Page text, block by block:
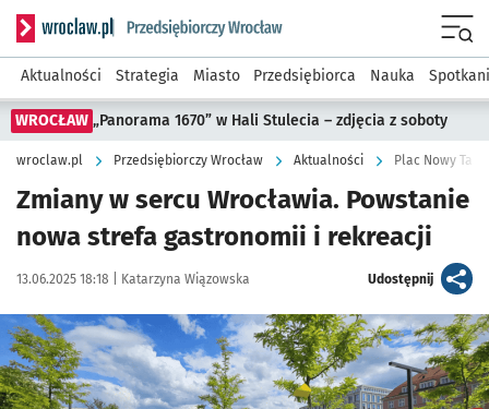
Serwis informacyjny wroclaw.pl podserwis: Strategia
Aktualności Strategia Miasto Przedsiębiorca Nauka
WROCŁAW „Panorama 1670” w Hali Stulecia – zdjęcia z soboty
wroclaw.pl Przedsiębiorczy Wrocław Aktualności Plac Nowy Targ
Zmiany w sercu Wrocławia. Powstanie
nowa strefa gastronomii i rekreacji
Data publikacji:
13.06.2025 18:18 | Autor:
Katarzyna Wiązowska Udostępnijartykuł
Kliknij, aby zobaczyć galerię